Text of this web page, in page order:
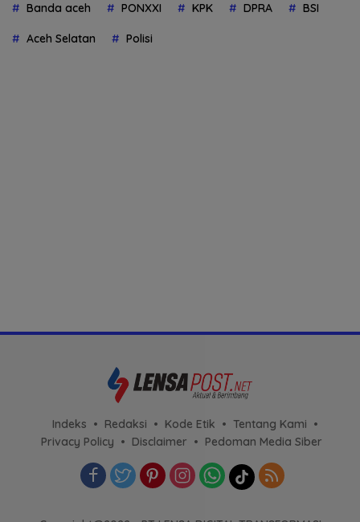
Banda aceh PONXXI KPK DPRA BSI
Aceh Selatan Polisi
Indeks Redaksi Kode Etik
Tentang Kami
Privacy Policy
Disclaimer Pedoman Media Siber